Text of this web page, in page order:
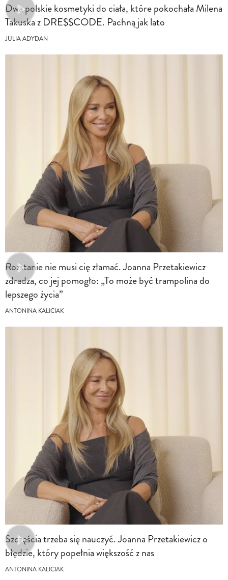
Dwa polskie kosmetyki do ciała, które pokochała Milena
Takuska z DRE$$CODE. Pachną jak lato
JULIA ADYDAN
Rozstanie nie musi cię złamać. Joanna Przetakiewicz
zdradza, co jej pomogło: „To może być trampolina do
lepszego życia”
ANTONINA KALICIAK
Szczęścia trzeba się nauczyć. Joanna Przetakiewicz o
błędzie, który popełnia większość z nas
ANTONINA KALICIAK